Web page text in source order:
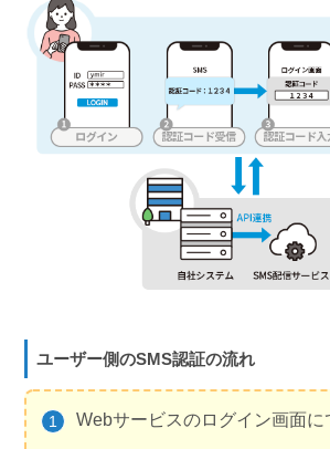
ユーザー側のSMS認証の流れ
Webサービスのログイン画面に